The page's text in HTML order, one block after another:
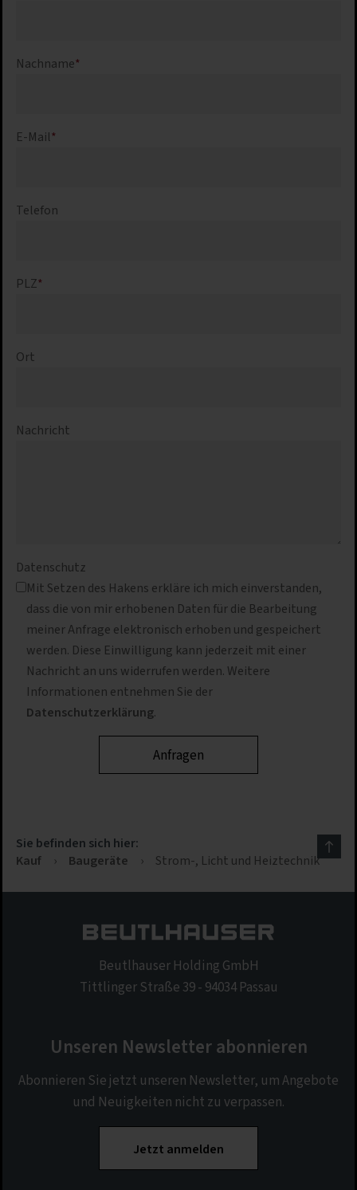
Nachname*
E-Mail*
Telefon
PLZ*
Ort
Nachricht
Datenschutz
Mit Setzen des Hakens erkläre ich mich einverstanden,
dass die von mir erhobenen Daten für die Bearbeitung
meiner Anfrage elektronisch erhoben und gespeichert
werden. Diese Einwilligung kann jederzeit mit einer
Nachricht an uns widerrufen werden. Weitere
Informationen entnehmen Sie der
Datenschutzerklärung.
Sie befinden sich hier:
Kauf
› Baugeräte › Strom-, Licht und Heiztechnik
Beutlhauser Holding GmbH
Tittlinger Straße 39 - 94034 Passau
Unseren Newsletter abonnieren
Abonnieren Sie jetzt unseren Newsletter, um Angebote
und Neuigkeiten nicht zu verpassen.
Jetzt anmelden